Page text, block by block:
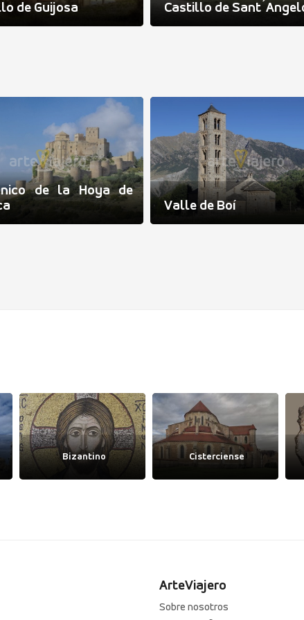
de Guijosa Castillo de
de la Hoya de
Valle de Boí
Bizantino Cisterciense
ArteViajero
Sobre nosotros